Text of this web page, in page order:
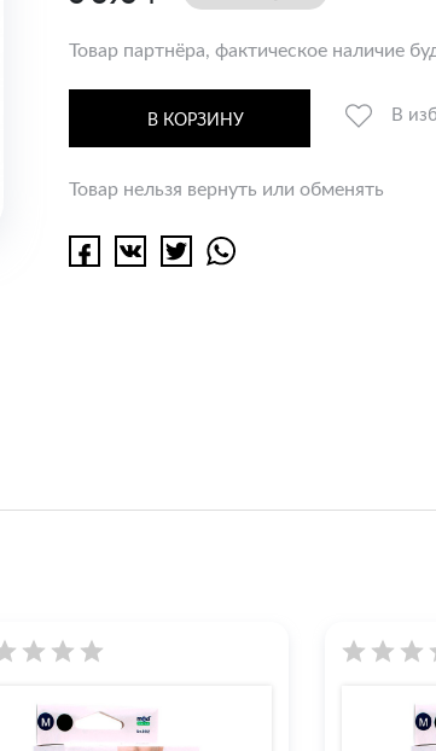
Товар партнёра, фактическое наличие
В КОРЗИНУ В
Товар нельзя вернуть или обменять